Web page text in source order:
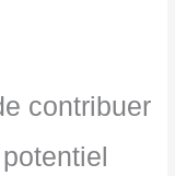
contribuer